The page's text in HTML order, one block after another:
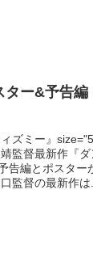
ター&予告
ズミー』
監督最新作『ダ
告編とポスター
監督の最新作は